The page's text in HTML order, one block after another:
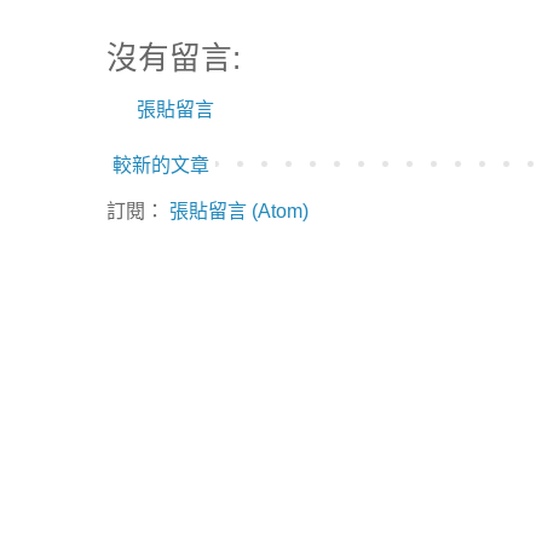
沒有留言:
張貼留言
較新的文章
訂閱： 張貼留言 (Atom)